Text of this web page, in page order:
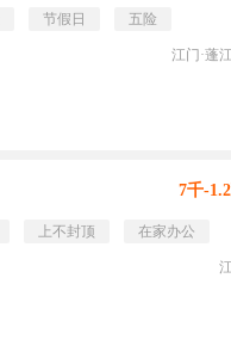
节假日 五险
江门·蓬
7千-
上不封顶 在家办公